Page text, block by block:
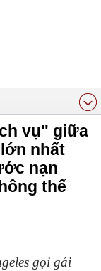
vụ" giữa
nhất
nạn
thể
gọi gái